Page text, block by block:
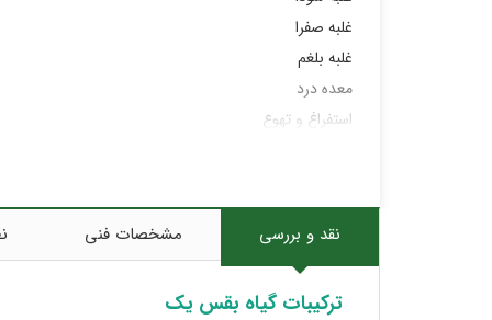
غلبه صفرا
غلبه بلغم
معده درد
استفراغ و تهوع
ترک دست و پا
پروستات و سنگ مثانه
اسهال خونی
کبد، سیروز و بیماری های کبدی
نقد و بررسی مشخصات فنی
ترکیبات گیاه بقس یک